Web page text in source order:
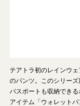
テアトラ初のレインウ
のパンツ。このシリー
パスポートも収納でき
アイテム「ウォレット